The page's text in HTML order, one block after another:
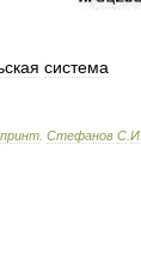
система
принт Стефанов С И